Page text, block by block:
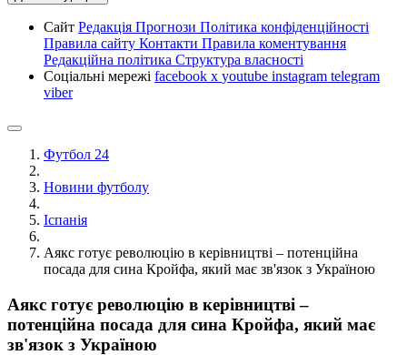
Сайт Редакція Прогнози Політика конфіденційності
Правила сайту Контакти Правила коментування
Редакційна політика Структура власності
Соціальні мережі facebook x youtube instagram telegram
viber
Футбол 24
Новини футболу
Іспанія
Аякс готує революцію в керівництві – потенційна
посада для сина Кройфа, який має зв'язок з Україною
Аякс готує революцію в керівництві –
потенційна посада для сина Кройфа, який має
зв'язок з Україною